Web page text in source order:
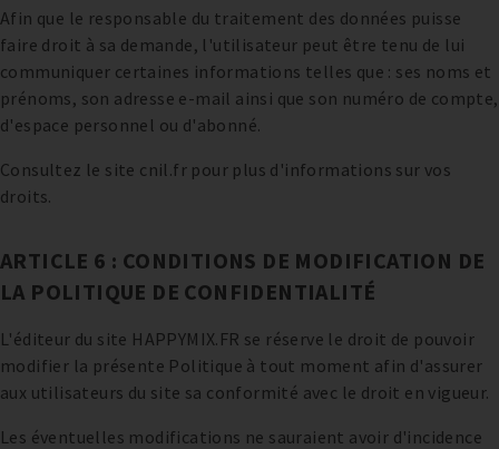
Afin que le responsable du traitement des données puisse
faire droit à sa demande, l'utilisateur peut être tenu de lui
communiquer certaines informations telles que : ses noms et
prénoms, son adresse e-mail ainsi que son numéro de compte,
d'espace personnel ou d'abonné.
Consultez le site cnil.fr pour plus d'informations sur vos
droits.
ARTICLE 6 : CONDITIONS DE MODIFICATION DE
LA POLITIQUE DE CONFIDENTIALITÉ
L'éditeur du site HAPPYMIX.FR se réserve le droit de pouvoir
modifier la présente Politique à tout moment afin d'assurer
aux utilisateurs du site sa conformité avec le droit en vigueur.
Les éventuelles modifications ne sauraient avoir d'incidence